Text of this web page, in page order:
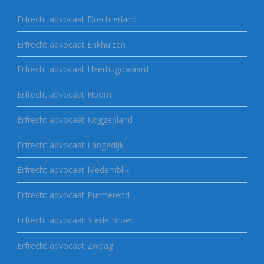
Erfrecht advocaat Drechterland
Erfrecht advocaat Enkhuizen
Erfrecht advocaat Heerhugowaard
Erfrecht advocaat Hoorn
Erfrecht advocaat Koggenland
Erfrecht advocaat Langedijk
Erfrecht advocaat Medemblik
Erfrecht advocaat Purmerend
Erfrecht advocaat Stede Broec
Erfrecht advocaat Zwaag